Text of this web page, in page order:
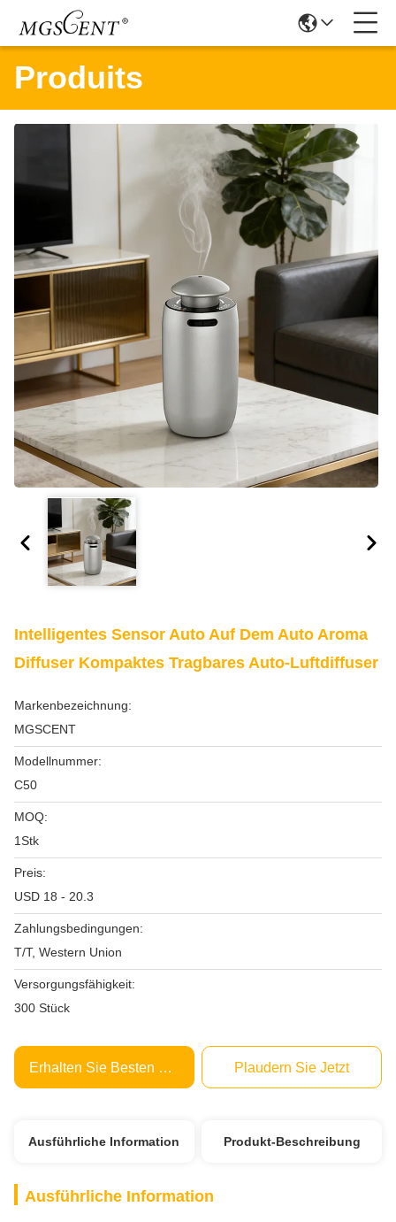
Produits
Intelligentes Sensor Auto Auf Dem Auto Aroma
Diffuser Kompaktes Tragbares Auto-Luftdiffuser
Markenbezeichnung:
MGSCENT
Modellnummer:
C50
MOQ:
1Stk
Preis:
USD 18 - 20.3
Zahlungsbedingungen:
T/T, Western Union
Versorgungsfähigkeit:
300 Stück
Erhalten Sie Besten Preis Plaudern Sie Jetzt
Ausführliche Information Produkt-Beschreibung
Ausführliche Information